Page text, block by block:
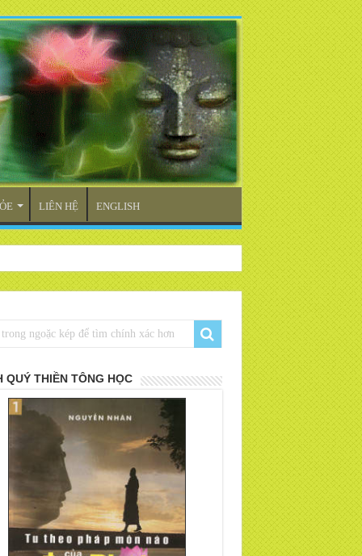
LIÊN HỆ ENGLISH
QUÝ THIỀN TÔNG HỌC